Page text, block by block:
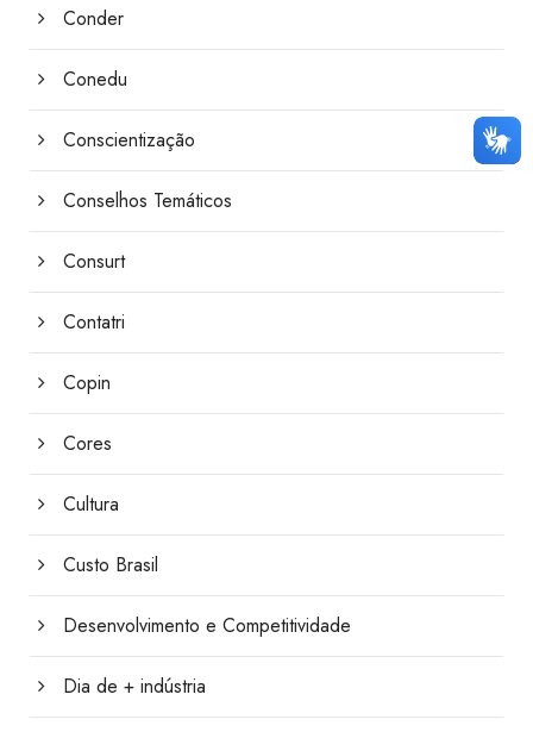
Conder
Conedu
Conscientização
Conselhos Temáticos
Consurt
Contatri
Copin
Cores
Cultura
Custo Brasil
Desenvolvimento e Competitividade
Dia de + indústria